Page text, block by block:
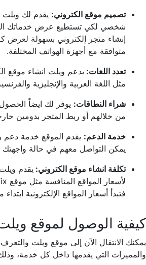
تصميم موقع الكتروني: يقدم لك ويلت
شخصي لكي تستطيع عرض خدماتك
إنشاء متجر إلكتروني بسهولة لعرض
متوافقة مع أجهزة الهواتف المختلفة.
تعدد اللغات: يدعم ويلت انشاء موقع
مثل اللغة العربية والإنجليزية
شراء النطاقات: يوفر لك ايضاً
من خلالهم أو ربط المتجر بدومين
خدمة الدعم: يقدم الموقع خدمة دعم
يمكن التواصل معهم في حالة
تكلفة انشاء موقع الكتروني: يقدم
فتبدأ أسعار المواقع الإلكترونية ابتداء من 1000 جنية
كيفية الوصول لموقع
يمكنك الانتقال الآن إلى موقع ويلت
والمميزات التي يقدمها داخل كل خدمة،